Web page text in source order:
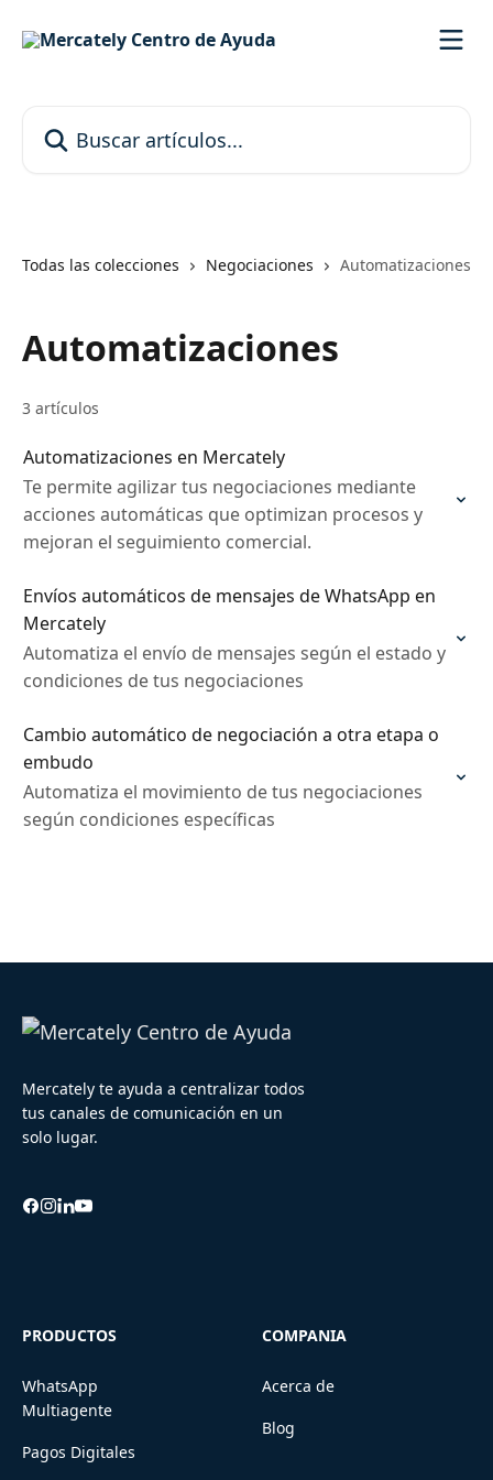
Todas las colecciones Negociaciones Automatizaciones
Automatizaciones
3 artículos
Automatizaciones en Mercately
Te permite agilizar tus negociaciones mediante
acciones automáticas que optimizan procesos y
mejoran el seguimiento comercial.
Envíos automáticos de mensajes de WhatsApp en
Mercately
Automatiza el envío de mensajes según el estado y
condiciones de tus negociaciones
Cambio automático de negociación a otra etapa o
embudo
Automatiza el movimiento de tus negociaciones
según condiciones específicas
Mercately te ayuda a centralizar todos
tus canales de comunicación en un
solo lugar.
PRODUCTOS
WhatsApp
Multiagente
Pagos Digitales
COMPANIA
Acerca de
Blog